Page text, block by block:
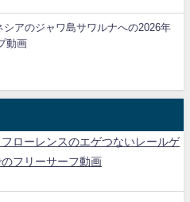
シアのジャワ島サワルナへの2026年
動画
ローレンスのエゲつないレールゲ
フリーサーフ動画